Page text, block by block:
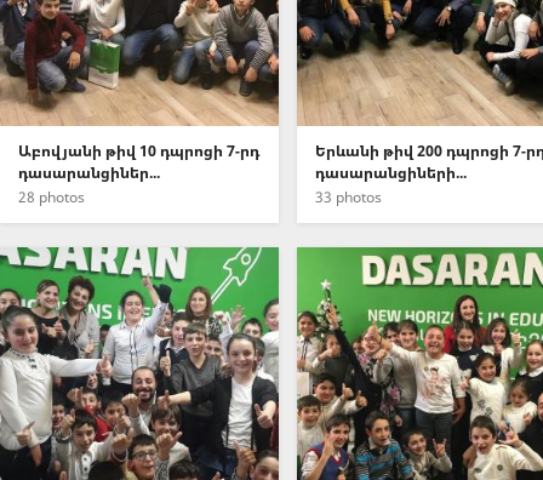
Աբովյանի թիվ 10 դպրոցի 7-րդ
դասարանցիներ...
28 photos
Երևանի թիվ 200 դպրոցի 7-
դասարանցիների...
33 photos